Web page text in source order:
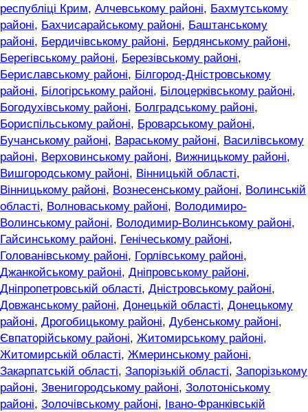
республіці Крим, Алчевському районі, Бахмутському
районі, Бахчисарайському районі, Баштанському
районі, Бердичівському районі, Бердянському районі,
Берегівському районі, Березівському районі,
Бериславському районі, Білгород-Дністровському
районі, Білогірському районі, Білоцерківському районі,
Богодухівському районі, Болградському районі,
Бориспільському районі, Броварському районі,
Бучанському районі, Вараському районі, Василівському
районі, Верховинському районі, Вижницькому районі,
Вишгородському районі, Вінницькій області,
Вінницькому районі, Вознесенському районі, Волинській
області, Волноваському районі, Володимиро-
Волинському районі, Володимир-Волинському районі,
Гайсинському районі, Генічеському районі,
Голованівському районі, Горлівському районі,
Джанкойському районі, Дніпровському районі,
Дніпропетровській області, Дністровському районі,
Довжанському районі, Донецькій області, Донецькому
районі, Дрогобицькому районі, Дубенському районі,
Євпаторійському районі, Житомирському районі,
Житомирській області, Жмеринському районі,
Закарпатській області, Запорізькій області, Запорізькому
районі, Звенигородському районі, Золотоніському
районі, Золочівському районі,
Івано-Франківській